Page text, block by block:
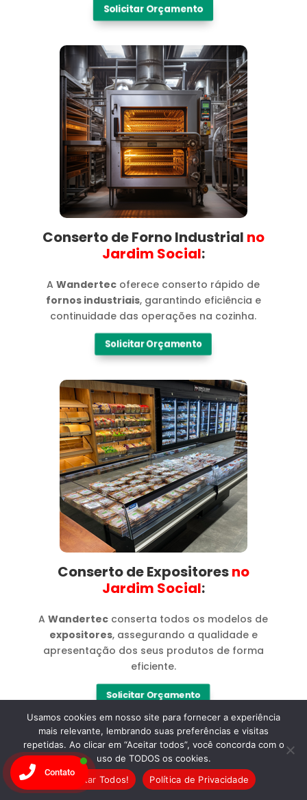
Solicitar Orçamento
Conserto de Forno Industrial no
Jardim Social​:
AWandertec oferece conserto rápido de
fornos industriais, garantindo eficiência e
continuidade das operações na cozinha.
Solicitar Orçamento
Conserto de Expositoresno
Jardim Social​:
AWandertec conserta todos os modelos de
expositores, assegurando a qualidade e
apresentação dos seus produtos de forma
eficiente.
Solicitar Orçamento
Usamos cookies em nosso site para fornecer a experiência
mais relevante, lembrando suas preferências e visitas
repetidas. Ao clicar em “Aceitar todos”, você concorda com o
uso de TODOS os cookies.
Aceitar Todos!
Política de Privacidade
Contato